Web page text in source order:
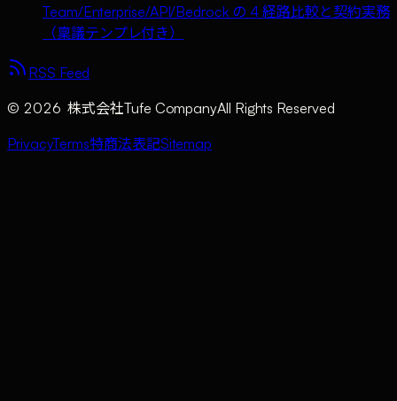
Team/Enterprise/API/Bedrock の 4 経路比較と契約実務
（稟議テンプレ付き）
RSS Feed
© 2026 株式会社Tufe CompanyAll Rights Reserved
PrivacyTerms特商法表記Sitemap